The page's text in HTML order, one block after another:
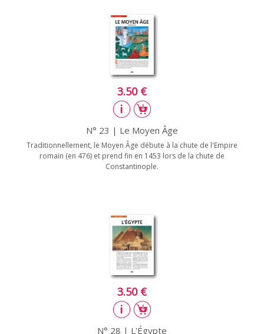
3.50 €
N° 23 | Le Moyen Âge
Traditionnellement, le Moyen Âge débute à la chute de l'Empire
romain (en 476) et prend fin en 1453 lors de la chute de
Constantinople.
3.50 €
N° 28 | L'Égypte